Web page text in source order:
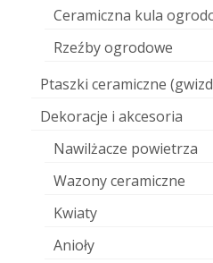
Ceramiczna kula
Rzeźby ogrodowe
Ptaszki ceramiczne
Dekoracje i akcesoria
Nawilżacze powietrza
Wazony ceramiczne
Kwiaty
Anioły